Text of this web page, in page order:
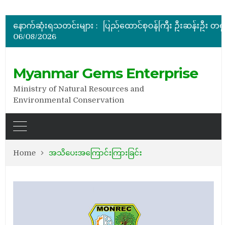
နောက်ဆုံးရသတင်းများ :
အိတ်ဖွင့်တင်ဒါခေါ်ယူခြင်း
06/08/2026
Myanmar Gems Enterprise
Ministry of Natural Resources and
Environmental Conservation
Home အသိပေးအကြောင်းကြားခြင်း